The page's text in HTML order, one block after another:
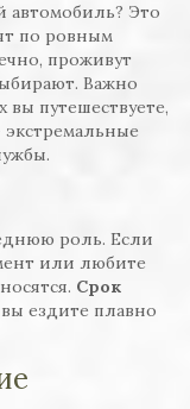
автомобиль? Это
по ровным
проживут
Важно
вы путешествуете,
роль. Если
или любите
Срок
ездите плавно